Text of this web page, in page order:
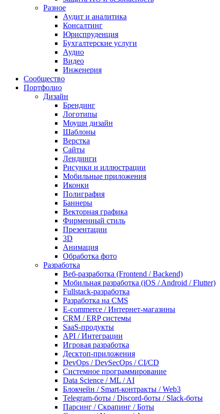
Разное
Аудит и аналитика
Консалтинг
Юриспруденция
Бухгалтерские услуги
Аудио
Видео
Инженерия
Сообщество
Портфолио
Дизайн
Брендинг
Логотипы
Моушн дизайн
Шаблоны
Верстка
Сайты
Лендинги
Рисунки и иллюстрации
Мобильные приложения
Иконки
Полиграфия
Баннеры
Векторная графика
Фирменный стиль
Презентации
3D
Анимация
Обработка фото
Разработка
Веб-разработка (Frontend / Backend)
Мобильная разработка (iOS / Android / Flutter)
Fullstack-разработка
Разработка на CMS
E-commerce / Интернет-магазины
CRM / ERP системы
SaaS-продукты
API / Интеграции
Игровая разработка
Десктоп-приложения
DevOps / DevSecOps / CI/CD
Системное программирование
Data Science / ML / AI
Блокчейн / Smart-контракты / Web3
Telegram-боты / Discord-боты / Slack-боты
Парсинг / Скрапинг / Боты